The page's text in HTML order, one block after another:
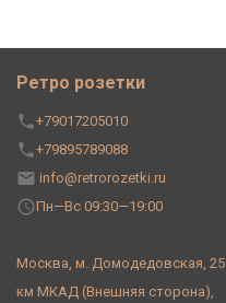
Ретро розетки
+79017205010
+79895789088
info@retrorozetki.ru
Пн—Вс 09:30—19:00
Москва, м. Домодедовская, 25
км МКАД (Внешняя сторона),